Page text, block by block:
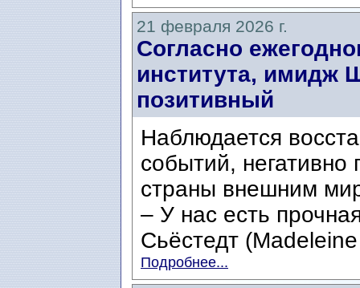
21 февраля 2026 г.
Согласно
института, имидж
позитивный
Наблюдается
событий,
страны внешним
– У нас есть
Сьёстедт
Подробнее...